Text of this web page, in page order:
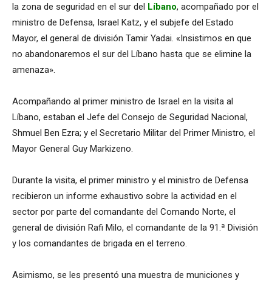
la zona de seguridad en el sur del Líbano, acompañado por el
ministro de Defensa, Israel Katz, y el subjefe del Estado
Mayor, el general de división Tamir Yadai. «Insistimos en que
no abandonaremos el sur del Líbano hasta que se elimine la
amenaza».
Acompañando al primer ministro de Israel en la visita al
Líbano, estaban el Jefe del Consejo de Seguridad Nacional,
Shmuel Ben Ezra; y el Secretario Militar del Primer Ministro, el
Mayor General Guy Markizeno.
Durante la visita, el primer ministro y el ministro de Defensa
recibieron un informe exhaustivo sobre la actividad en el
sector por parte del comandante del Comando Norte, el
general de división Rafi Milo, el comandante de la 91.ª División
y los comandantes de brigada en el terreno.
Asimismo, se les presentó una muestra de municiones y